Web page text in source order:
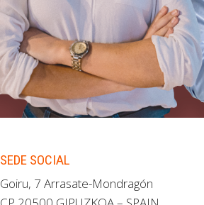
SEDE SOCIAL
Goiru, 7 Arrasate-Mondragón